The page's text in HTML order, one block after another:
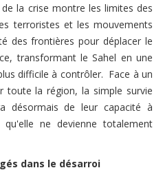
la crise montre les limites des
terroristes et les mouvements
des frontières pour déplacer le
transformant le Sahel en une
difficile à contrôler. Face à un
toute la région, la simple survie
désormais de leur capacité à
ne devienne totalement
dans le désarroi